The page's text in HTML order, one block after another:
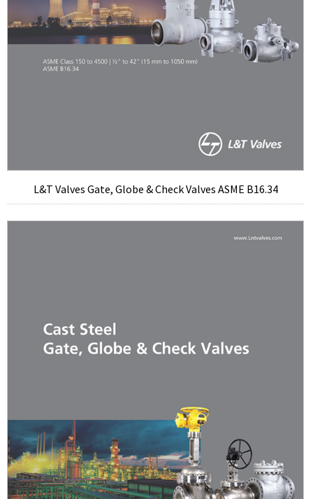
L&T Valves Gate, Globe & Check Valves ASME B16.34